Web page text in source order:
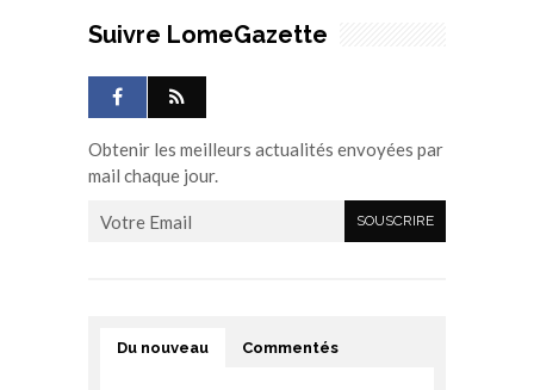
Suivre LomeGazette
Obtenir les meilleurs actualités envoyées par
mail chaque jour.
Du nouveau Commentés